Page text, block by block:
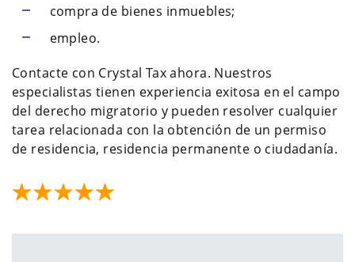
compra de bienes inmuebles;
empleo.
Contacte con Crystal Tax ahora. Nuestros
especialistas tienen experiencia exitosa en el campo
del derecho migratorio y pueden resolver cualquier
tarea relacionada con la obtención de un permiso
de residencia, residencia permanente o ciudadanía.